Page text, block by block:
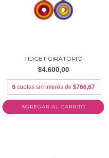
FIDGET GIRATORIO
$4.600,00
6 cuotas sin interés de $766,67
AGREGAR AL CARRITO